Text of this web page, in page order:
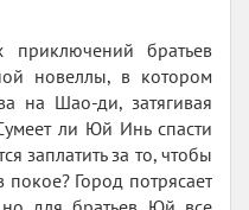
приключений братьев
новеллы, в котором
на Шао-ди, затягивая
ли Юй Инь спасти
заплатить за то, чтобы
Город потрясает